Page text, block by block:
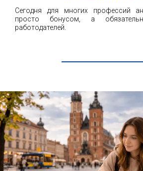
Сегодня для многих профессий
просто бонусом, а
работодателей.